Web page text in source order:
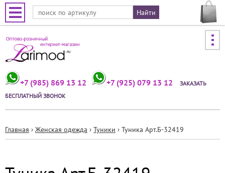
Jump to navigation
+7 (985) 869 13 12 +7 (925) 079 13 12
ЗАКАЗАТЬ
БЕСПЛАТНЫЙ ЗВОНОК
здесь
Главная › Женская одежда › Туники › Туника Арт.Б-32419